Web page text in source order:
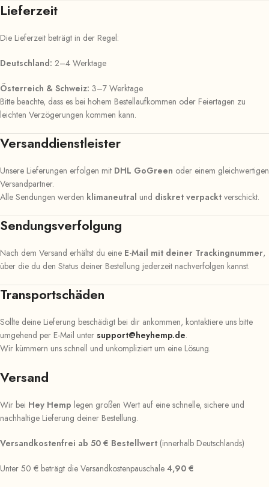
Lieferzeit
Die Lieferzeit beträgt in der Regel:
Deutschland: 2–4 Werktage
Österreich & Schweiz: 3–7 Werktage
Bitte beachte, dass es bei hohem Bestellaufkommen oder Feiertagen zu
leichten Verzögerungen kommen kann.
Versanddienstleister
Unsere Lieferungen erfolgen mit DHL GoGreen oder einem gleichwertigen
Versandpartner.
Alle Sendungen werden klimaneutral und diskret verpackt verschickt.
Sendungsverfolgung
Nach dem Versand erhältst du eine E-Mail mit deiner Trackingnummer,
über die du den Status deiner Bestellung jederzeit nachverfolgen kannst.
Transportschäden
Sollte deine Lieferung beschädigt bei dir ankommen, kontaktiere uns bitte
umgehend per E-Mail unter support@heyhemp.de.
Wir kümmern uns schnell und unkompliziert um eine Lösung.
Versand
Wir bei Hey Hemp legen großen Wert auf eine schnelle, sichere und
nachhaltige Lieferung deiner Bestellung.
Versandkostenfrei ab 50 € Bestellwert (innerhalb Deutschlands)
Unter 50 € beträgt die Versandkostenpauschale 4,90 €